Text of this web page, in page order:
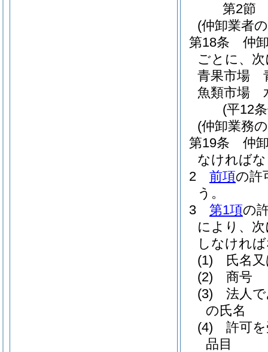
第2節
(仲卸業者
第18条
仲
ごとに、
青果市場
魚類市場
(平12
(仲卸業務
第19条
仲
なければ
2
前項の許
う。
3
第1項の
により、
しなけれ
(1)
氏名
(2)
商号
(3)
法人
の氏名
(4)
許可
品目